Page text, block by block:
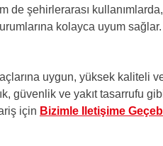
de şehirlerarası
kolayca uyum sağlar.
uygun, yüksek kaliteli
güvenlik ve yakıt tasarrufu
için Bizimle Iletişime